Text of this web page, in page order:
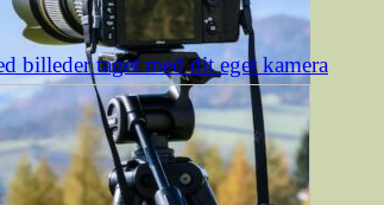
billeder taget med dit eget kamera